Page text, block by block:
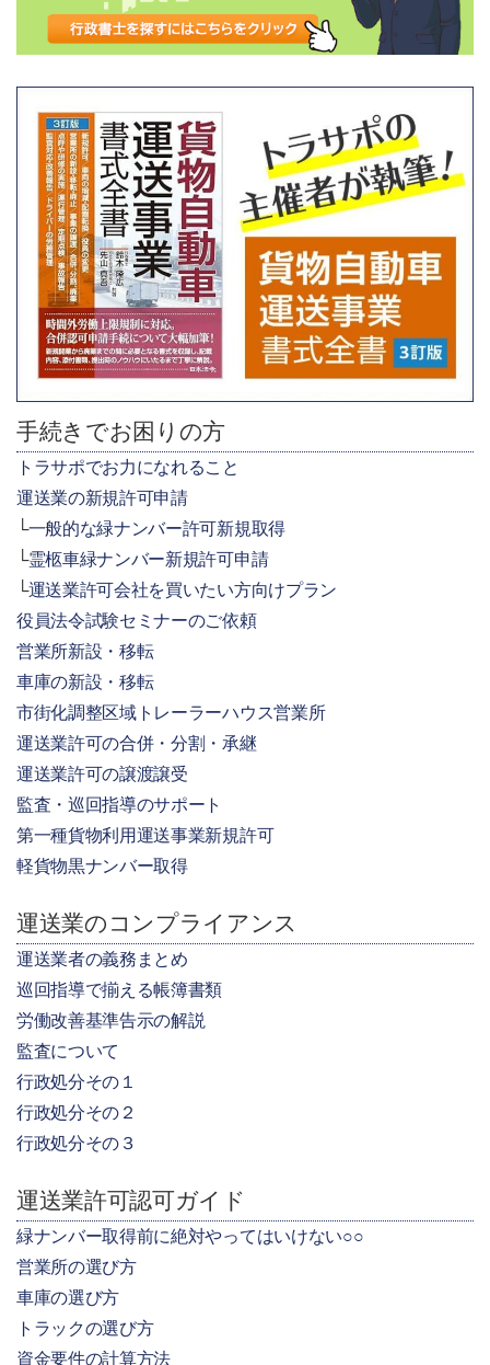
手続きでお困りの方
トラサポでお力になれること
運送業の新規許可申請
一般的な緑ナンバー許可新規取得
霊柩車緑ナンバー新規許可申請
運送業許可会社を買いたい方向けプラン
役員法令試験セミナーのご依頼
営業所新設・移転
車庫の新設・移転
市街化調整区域トレーラーハウス営業所
運送業許可の合併・分割・承継
運送業許可の譲渡譲受
監査・巡回指導のサポート
第一種貨物利用運送事業新規許可
軽貨物黒ナンバー取得
運送業のコンプライアンス
運送業者の義務まとめ
巡回指導で揃える帳簿書類
労働改善基準告示の解説
監査について
行政処分その１
行政処分その２
行政処分その３
運送業許可認可ガイド
緑ナンバー取得前に絶対やってはいけない○○
営業所の選び方
車庫の選び方
トラックの選び方
資金要件の計算方法